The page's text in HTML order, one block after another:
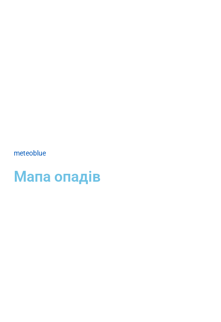
meteoblue
Мапа опадів